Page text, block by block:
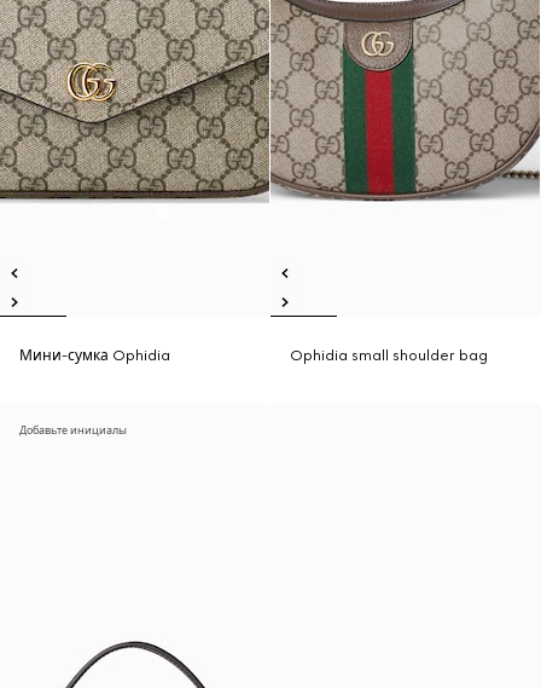
Мини-сумка Ophidia Ophidia small shoulder bag
Добавьте инициалы